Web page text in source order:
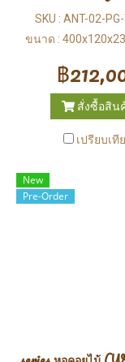
SKU : ANT-02-
ขนาด :
฿
สั่งซื้อสิน
เปรียบเที
New
Pre-Order